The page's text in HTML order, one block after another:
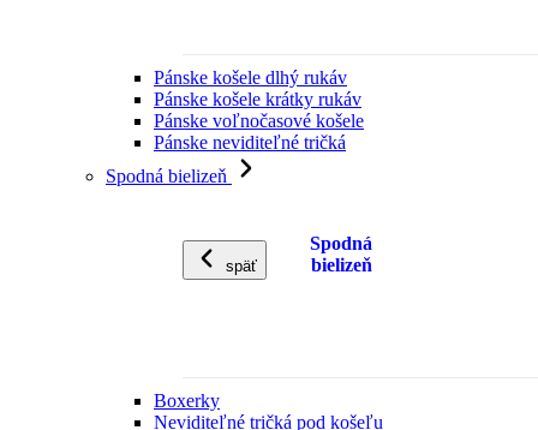
Pánske košele dlhý rukáv
Pánske košele krátky rukáv
Pánske voľnočasové košele
Pánske neviditeľné tričká
Spodná bielizeň
späť
Spodná
bielizeň
Boxerky
Neviditeľné tričká pod košeľu